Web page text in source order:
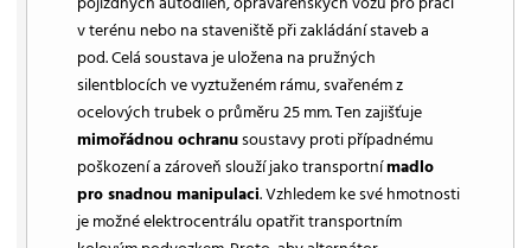
v terénu nebo na staveniště při zakládání staveb a
pod. Celá soustava je uložena na pružných
silentblocích ve vyztuženém rámu, svařeném z
ocelových trubek o průměru 25 mm. Ten zajišťuje
mimořádnou ochranusoustavy proti případnému
poškození a zároveň slouží jako transportnímadlo
pro snadnou manipulaci. Vzhledem ke své hmotnosti
je možné elektrocentrálu opatřit transportním